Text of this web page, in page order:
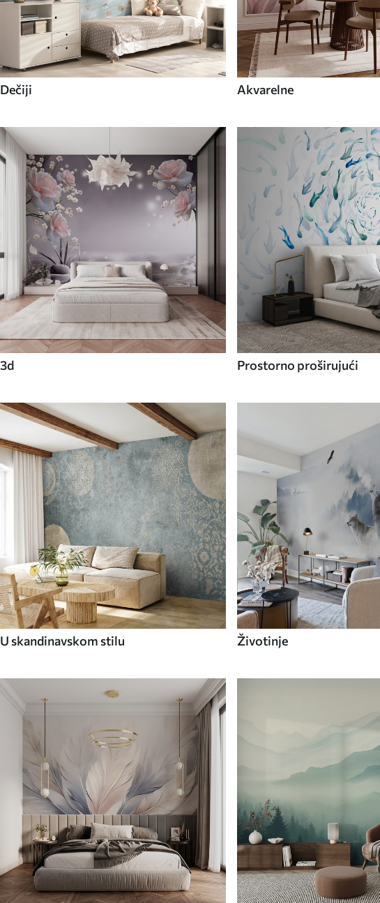
Dečiji Akvarelne
3d Prostorno proširujući
U skandinavskom stilu Životinje